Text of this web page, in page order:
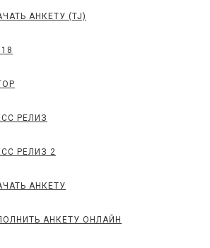
АНКЕТУ (TJ)
РЕЛИЗ
РЕЛИЗ 2
АНКЕТУ
АНКЕТУ ОНЛАЙН